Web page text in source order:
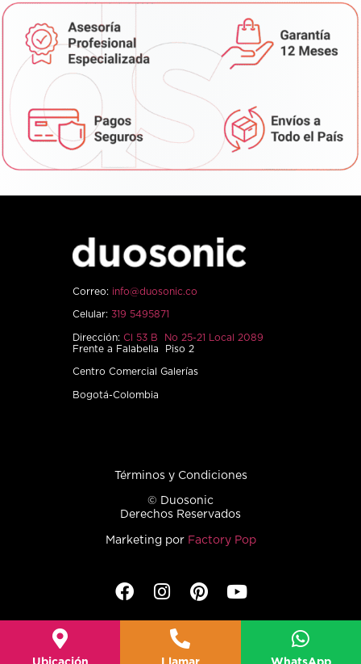
Correo: info@duosonic.co
Celular: 319 5495871
Dirección: Cl 53 B No 25-21 Local 2089
Frente a Falabella Piso 2
Centro Comercial Galerías
Bogotá-Colombia
Términos y Condiciones
© Duosonic
Derechos Reservados
Marketing por Factory Pop